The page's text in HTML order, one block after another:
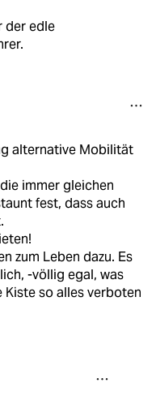
der edle
alternative Mobilität
immer gleichen
fest, dass auch
zum Leben dazu. Es
-völlig egal, was
Kiste so alles verboten